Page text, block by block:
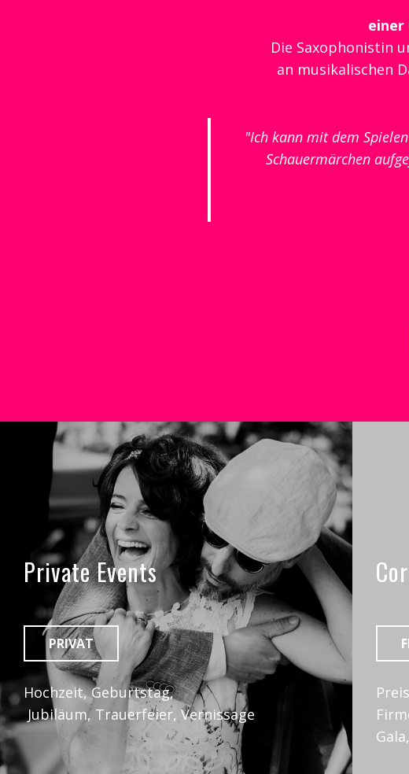
einer
Die Saxophonistin
an musikalischen
"Ich kann mit dem
Schauermärchen
Private Events
PRIVAT
Hochzeit, Geburtstag,
Jubiläum, Trauerfeier, Vernissage